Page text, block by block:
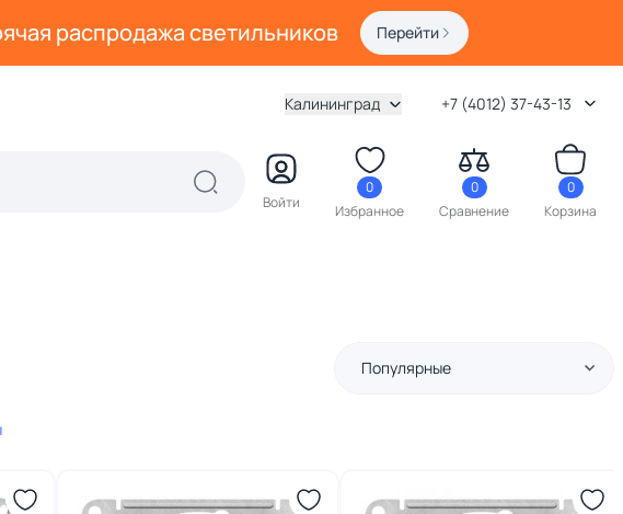
распродажа светильников Перейти
Калининград +7 (4012) 37-43-13
Войти
0
Избранное
0
Сравнение
0
Корзина
Популярные